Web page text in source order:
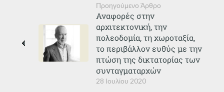
Προηγούμενο Άρθρο
28 Ιουλίου 2020
Αναφορές στην
αρχιτεκτονική, την
πολεοδομία, τη χωροταξία,
το περιβάλλον ευθύς με την
πτώση της δικτατορίας των
συνταγματαρχών